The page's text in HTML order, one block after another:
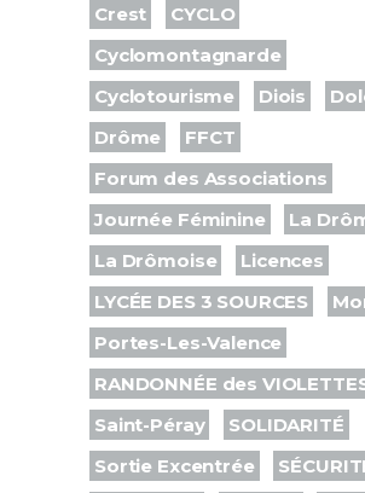
Crest
CYCLO
Cyclomontagnarde
Cyclotourisme
Diois
Drôme
FFCT
Forum des Associations
Journée Féminine
La
La Drômoise
Licences
LYCÉE DES 3 SOURCES
Portes-Les-Valence
RANDONNÉE des
Saint-Péray
SOLIDARITÉ
Sortie Excentrée